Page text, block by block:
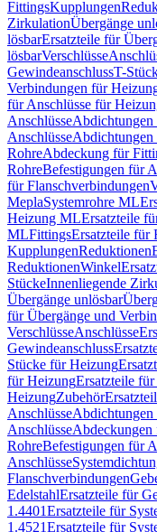
FittingsKupplungen
ZirkulationÜbergänge
lösbarErsatzteile für
lösbarVerschlüsse
GewindeanschlussT-
Verbindungen für
für Anschlüsse für
Anschlüsse
Anschlüsse
RohreAbdeckung für
RohreBefestigungen für
für Flanschverbindungen
MeplaSystemrohre ML
Heizung MLErsatzteile
MLFittingsErsatzteile für
KupplungenReduktionen
ReduktionenWinkel
StückeInnenliegende
Übergänge unlösbar
für Übergänge und
VerschlüsseAnschlüsse
Gewindeanschluss
Stücke für Heizung
für HeizungErsatzteile
HeizungZubehör
Anschlüsse
AnschlüsseAbdeckungen
RohreBefestigungen für
Anschlüsse
Flanschverbindungen
EdelstahlErsatzteile für
1.4401Ersatzteile für
1.4521Ersatzteile für